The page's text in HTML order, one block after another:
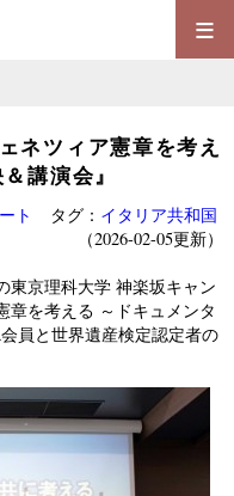
≡
ネツィア憲章を考え
講演会』
ト タグ： イタリア共和国
（2026-02-05更新）
東京理科大学 神楽坂キャン
章を考える ～ドキュメンタ
員と世界遺産検定認定者の